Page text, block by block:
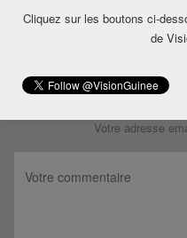
LAISSER UN COMMENTAIRE
Votre adresse
Cliquez sur les boutons ci-
de